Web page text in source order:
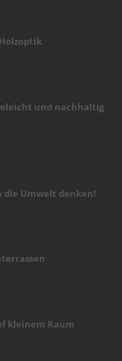
und nachhaltig
die Umwelt denken!
kleinem Raum